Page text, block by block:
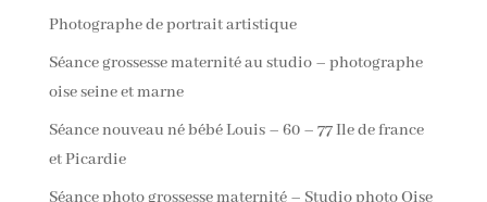
Photographe de portrait artistique
Séance grossesse maternité au studio – photographe
oise seine et marne
Séance nouveau né bébé Louis – 60 – 77 Ile de france
et Picardie
Séance photo grossesse maternité – Studio photo Oise